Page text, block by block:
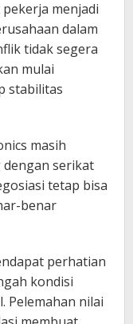
menjadi
dalam
tidak segera
mulai
stabilitas
masih
serikat
tetap bisa
benar
perhatian
kondisi
Pelemahan nilai